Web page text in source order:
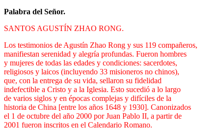
Palabra del Señor.
SANTOS AGUSTÍN ZHAO RONG.
Los testimonios de Agustín Zhao Rong y sus 119 compañeros,
manifiestan serenidad y alegría profundas. Fueron hombres
y mujeres de todas las edades y condiciones: sacerdotes,
religiosos y laicos (incluyendo 33 misioneros no chinos),
que, con la entrega de su vida, sellaron su fidelidad
indefectible a Cristo y a la Iglesia. Esto sucedió a lo largo
de varios siglos y en épocas complejas y difíciles de la
historia de China [entre los años 1648 y 1930]. Canonizados
el 1 de octubre del año 2000 por Juan Pablo II, a partir de
2001 fueron inscritos en el Calendario Romano.